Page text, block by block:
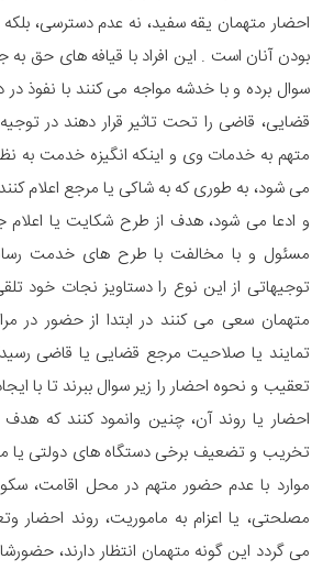
احضار متهمان یقه سفید، نه عدم دسترسی،
بودن آنان است . این افراد با قیافه های حق به
سوال برده و با خدشه مواجه می کنند با نفوذ
قضایی، قاضی را تحت تاثیر قرار دهند در
متهم به خدمات وی و اینکه انگیزه خدمت به
می شود، به طوری که به شاکی یا مرجع اعلام
و ادعا می شود، هدف از طرح شکایت یا اعلام
مسئول و با مخالفت با طرح های خدمت
توجیهاتی از این نوع را دستاویز نجات خود
متهمان سعی می کنند در ابتدا از حضور در
تمایند یا صلاحیت مرجع قضایی یا قاضی
تعقیب و نحوه احضار را زیر سوال ببرند تا با
احضار یا روند آن، چنین وانمود کنند که هدف
تخریب و تضعیف برخی دستگاه های دولتی یا
موارد با عدم حضور متهم در محل اقامت،
مصلحتی، یا اعزام به ماموریت، روند احضار
می گردد این گونه متهمان انتظار دارند،